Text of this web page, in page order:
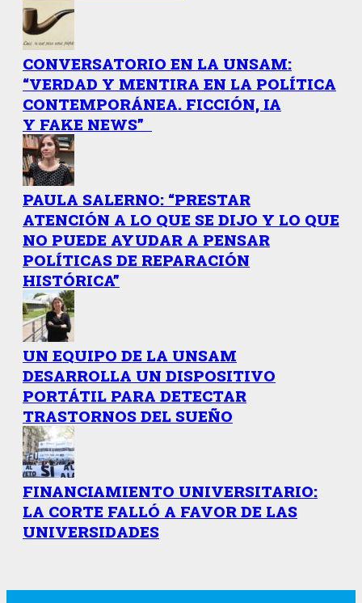
CONVERSATORIO EN LA UNSAM:
“VERDAD Y MENTIRA EN LA POLÍTICA
CONTEMPORÁNEA. FICCIÓN, IA
Y FAKE NEWS”
PAULA SALERNO: “PRESTAR
ATENCIÓN A LO QUE SE DIJO Y LO QUE
NO PUEDE AYUDAR A PENSAR
POLÍTICAS DE REPARACIÓN
HISTÓRICA”
UN EQUIPO DE LA UNSAM
DESARROLLA UN DISPOSITIVO
PORTÁTIL PARA DETECTAR
TRASTORNOS DEL SUEÑO
FINANCIAMIENTO UNIVERSITARIO:
LA CORTE FALLÓ A FAVOR DE LAS
UNIVERSIDADES